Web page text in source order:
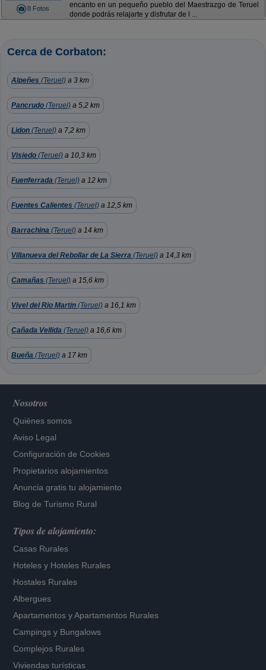
8 Fotos
encanto en un pequeño pueblo del Maestrazgo de Teruel
donde podrás relajarte y disfrutar de l ...
Cerca de Corbaton:
Alpeñes (Teruel) a 3 km
Pancrudo (Teruel) a 5,2 km
Lidon (Teruel) a 7,2 km
Visiedo (Teruel) a 10,3 km
Fuenferrada (Teruel) a 12 km
Fuentes Calientes (Teruel) a 12,5 km
Barrachina (Teruel) a 14 km
Villanueva del Rebollar de La Sierra (Teruel) a 14,3 km
Camañas (Teruel) a 15,6 km
Vivel del Rio Martin (Teruel) a 16,1 km
Cañada Vellida (Teruel) a 16,6 km
Bueña (Teruel) a 17 km
Nosotros
Quiénes somos
Aviso Legal
Configuración de Cookies
Propietarios alojamientos
Anuncia gratis tu alojamiento
Blog de Turismo Rural
Tipos de alojamiento:
Casas Rurales
Hoteles y Hoteles Rurales
Hostales Rurales
Albergues
Apartamentos yApartamentos Rurales
Campings y Bungalows
Complejos Rurales
Viviendas turísticas